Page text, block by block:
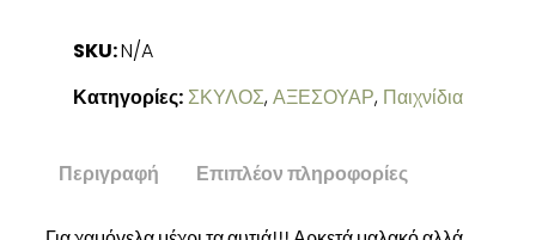
SKU:N/A
Κατηγορίες:ΣΚΥΛΟΣ,ΑΞΕΣΟΥΑΡ, Παιχνίδια
Περιγραφή Επιπλέον πληροφορίες